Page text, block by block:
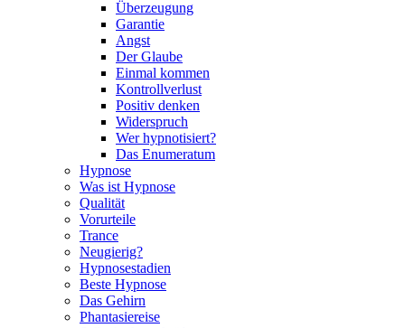
Überzeugung
Garantie
Angst
Der Glaube
Einmal kommen
Kontrollverlust
Positiv denken
Widerspruch
Wer hypnotisiert?
Das Enumeratum
Hypnose
Was ist Hypnose
Qualität
Vorurteile
Trance
Neugierig?
Hypnosestadien
Beste Hypnose
Das Gehirn
Phantasiereise